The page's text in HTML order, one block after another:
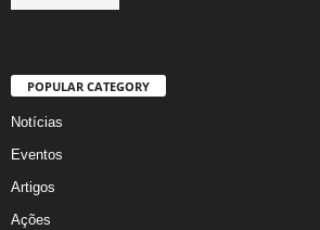
POPULAR CATEGORY
Notícias
Eventos
Artigos
Ações